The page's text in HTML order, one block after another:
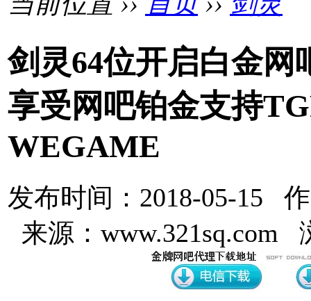
剑灵64位开启白金网
享受网吧铂金支持
WEGAME
发布时间：2018-05-15
来源：www.321sq.com